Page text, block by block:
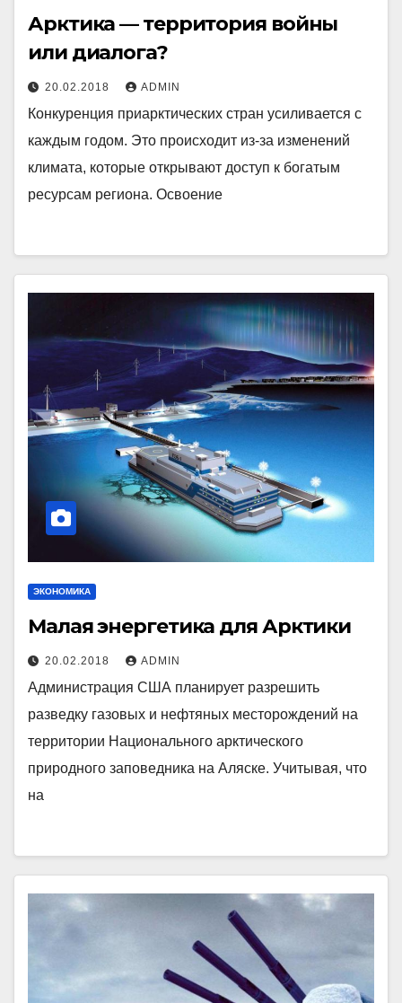
Арктика — территория войны
или диалога?
20.02.2018 ADMIN
Конкуренция приарктических стран усиливается с
каждым годом. Это происходит из-за изменений
климата, которые открывают доступ к богатым
ресурсам региона. Освоение
ЭКОНОМИКА
Малая энергетика для Арктики
20.02.2018 ADMIN
Администрация США планирует разрешить
разведку газовых и нефтяных месторождений на
территории Национального арктического
природного заповедника на Аляске. Учитывая, что
на